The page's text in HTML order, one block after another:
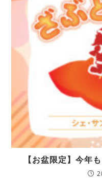
【お盆限定】今年